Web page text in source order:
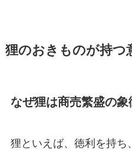
狸のおきものが持つ
なぜ狸は商売繁盛の
狸といえば、徳利を持